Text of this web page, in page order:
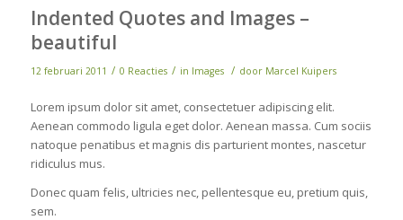
Indented Quotes and Images –
beautiful
12 februari 2011 / 0 Reacties / in Images / door Marcel Kuipers
Lorem ipsum dolor sit amet, consectetuer adipiscing elit.
Aenean commodo ligula eget dolor. Aenean massa. Cum sociis
natoque penatibus et magnis dis parturient montes, nascetur
ridiculus mus.
Donec quam felis, ultricies nec, pellentesque eu, pretium quis,
sem.